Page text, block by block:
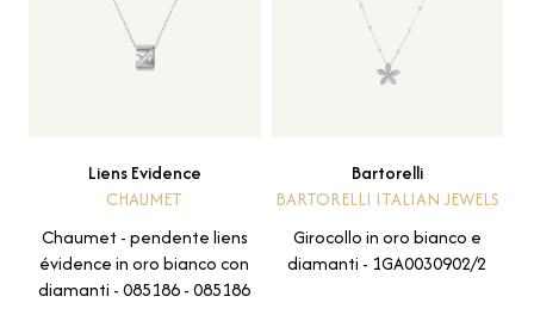
Liens Evidence
CHAUMET
Chaumet - pendente liens
évidence in oro bianco con
diamanti - 085186 - 085186
Bartorelli
BARTORELLI ITALIAN JEWELS
Girocollo in oro bianco e
diamanti - 1GA0030902/2